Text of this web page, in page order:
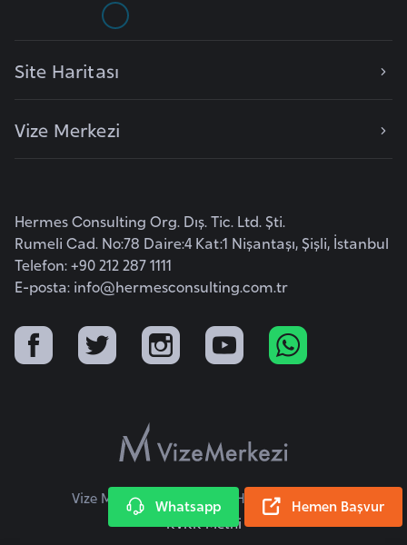
Site Haritası
Vize Merkezi
Hermes Consulting Org. Dış. Tic. Ltd. Şti.
Rumeli Cad. No:78 Daire:4 Kat:1 Nişantaşı, Şişli, İstanbul
Telefon: +90 212 287 1111
E-posta: info@hermesconsulting.com.tr
Vize Merkezi © 2026 Tüm Hakları Saklıdır.
KVKK Metni
u
u
e
t
i
C
e
Hemen Başvur
Whatsapp